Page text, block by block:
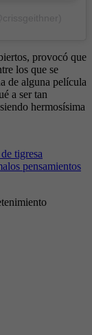
provocó que
los que se
de alguna película
a ser tan
hermosísima
tigresa
pensamientos